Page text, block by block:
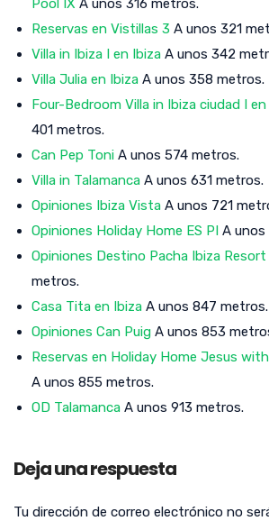
Pool IX A unos 316 metros.
Reservas en Vistillas 3 A unos 321
Villa in Ibiza I en Ibiza A unos 342
Villa Julia en Ibiza A unos 358 metros.
Four-Bedroom Villa in Ibiza ciudad I
401 metros.
Can Pep Toni A unos 574 metros.
Villa in Talamanca A unos 631 metros.
Opiniones Ibiza Vista A unos 721
Opiniones Holiday Home ES PI A
Opiniones Destino Pacha Ibiza Resort
metros.
Casa Tita en Ibiza A unos 847 metros.
Opiniones Can Puig A unos 853
Reservas en Holiday Home Jesus
A unos 855 metros.
OD Talamanca A unos 913 metros.
Deja una respuesta
Tu dirección de correo electrónico no